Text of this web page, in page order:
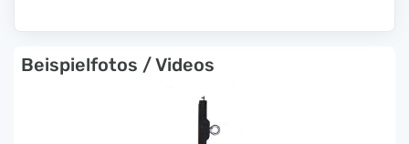
Beispielfotos / Videos